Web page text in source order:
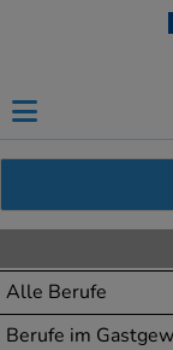
Alle Berufe
Berufe im